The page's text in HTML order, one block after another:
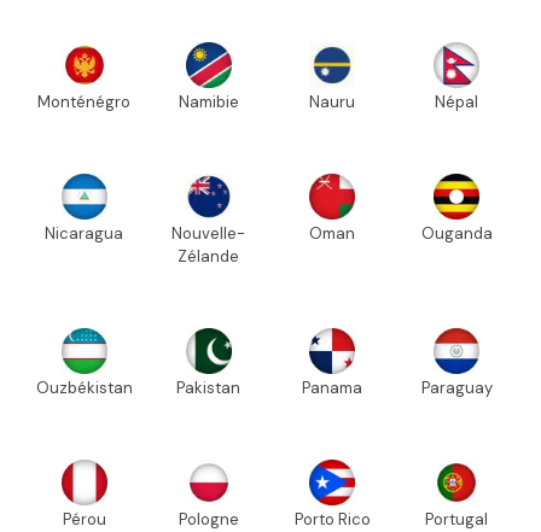
Monténégro Namibie Nauru Népal
Nicaragua
Nouvelle-
Zélande
Oman Ouganda
Ouzbékistan Pakistan Panama Paraguay
Pérou Pologne Porto Rico Portugal